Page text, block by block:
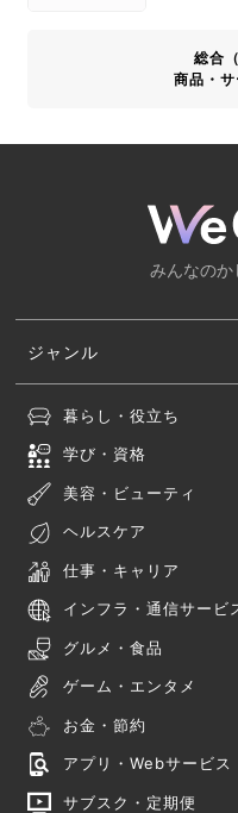
総合
商品・
みんなのか
ジャンル
暮らし・役立ち
学び・資格
美容・ビューティ
ヘルスケア
仕事・キャリア
インフラ・通信サービ
グルメ・食品
ゲーム・エンタメ
お金・節約
アプリ・Webサービス
サブスク・定期便